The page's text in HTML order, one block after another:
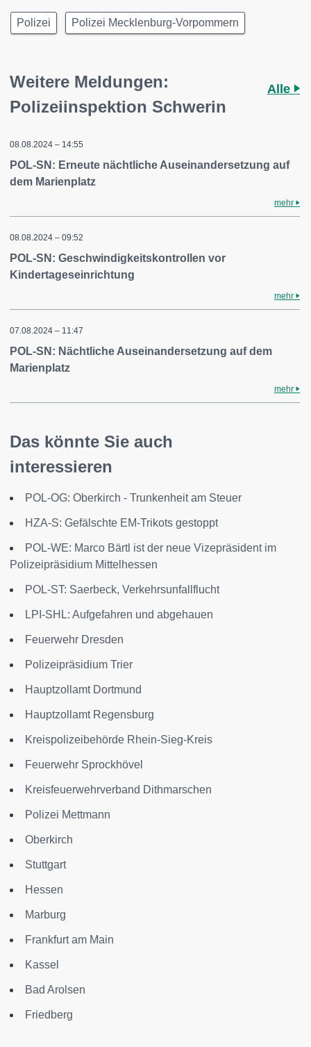
Polizei Polizei Mecklenburg-Vorpommern
Weitere Meldungen:
Polizeiinspektion Schwerin
Alle
08.08.2024 – 14:55
POL-SN: Erneute nächtliche Auseinandersetzung auf
dem Marienplatz
mehr
08.08.2024 – 09:52
POL-SN: Geschwindigkeitskontrollen vor
Kindertageseinrichtung
mehr
07.08.2024 – 11:47
POL-SN: Nächtliche Auseinandersetzung auf dem
Marienplatz
mehr
Das könnte Sie auch
interessieren
POL-OG: Oberkirch - Trunkenheit am Steuer
HZA-S: Gefälschte EM-Trikots gestoppt
POL-WE: Marco Bärtl ist der neue Vizepräsident im
Polizeipräsidium Mittelhessen
POL-ST: Saerbeck, Verkehrsunfallflucht
LPI-SHL: Aufgefahren und abgehauen
Feuerwehr Dresden
Polizeipräsidium Trier
Hauptzollamt Dortmund
Hauptzollamt Regensburg
Kreispolizeibehörde Rhein-Sieg-Kreis
Feuerwehr Sprockhövel
Kreisfeuerwehrverband Dithmarschen
Polizei Mettmann
Oberkirch
Stuttgart
Hessen
Marburg
Frankfurt am Main
Kassel
Bad Arolsen
Friedberg